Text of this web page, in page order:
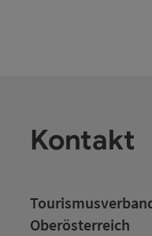
Kontakt
Oberösterreich